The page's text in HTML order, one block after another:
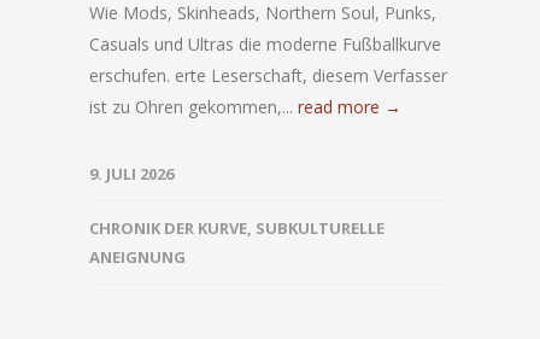
Wie Mods, Skinheads, Northern Soul, Punks,
Casuals und Ultras die moderne Fußballkurve
erschufen. erte Leserschaft, diesem Verfasser
ist zu Ohren gekommen,... read more →
9. JULI 2026
CHRONIK DER KURVE, SUBKULTURELLE
ANEIGNUNG